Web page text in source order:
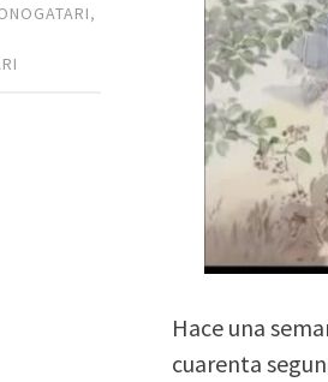
,
Hace una
cuarenta